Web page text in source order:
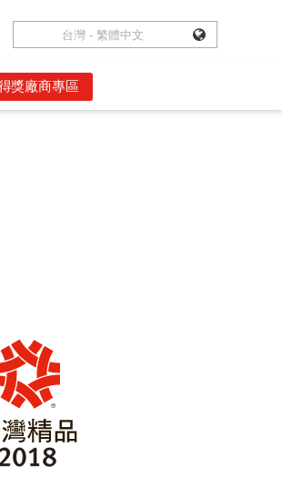
台灣 - 繁體中文
獎廠商專區
台灣 - 繁體中文
獎廠商專區